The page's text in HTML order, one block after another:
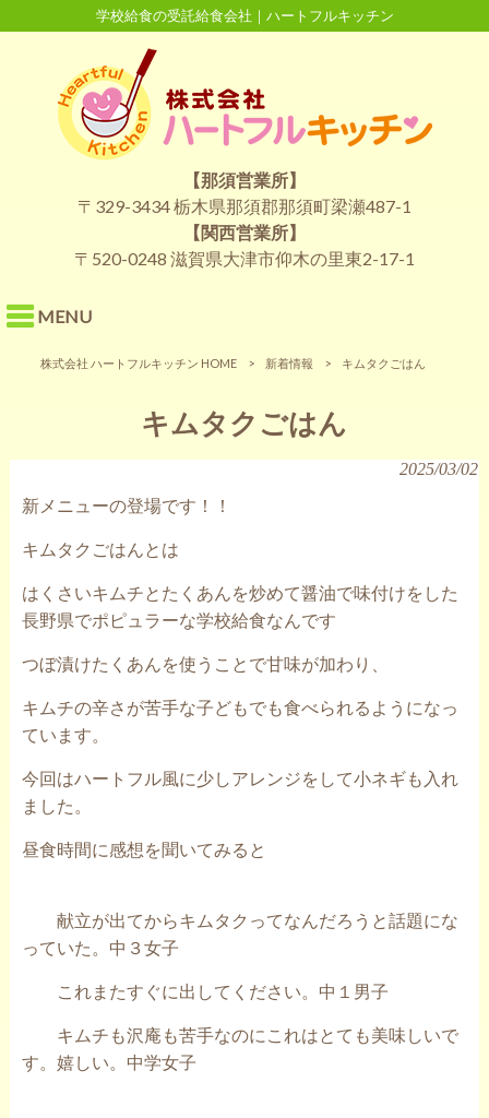
学校給食の受託給食会社｜ハートフルキッチン
【那須営業所】
〒329-3434 栃木県那須郡那須町梁瀬487-1
【関西営業所】
〒520-0248 滋賀県大津市仰木の里東2-17-1
MENU
株式会社 ハートフルキッチン HOME > 新着情報 > キムタクごはん
キムタクごはん
2025/03/02
新メニューの登場です！！
キムタクごはんとは
はくさいキムチとたくあんを炒めて醤油で味付けをした
長野県でポピュラーな学校給食なんです
つぼ漬けたくあんを使うことで甘味が加わり、
キムチの辛さが苦手な子どもでも食べられるようになっ
ています。
今回はハートフル風に少しアレンジをして小ネギも入れ
ました。
昼食時間に感想を聞いてみると
献立が出てからキムタクってなんだろうと話題にな
っていた。中３女子
これまたすぐに出してください。中１男子
キムチも沢庵も苦手なのにこれはとても美味しいで
す。嬉しい。中学女子